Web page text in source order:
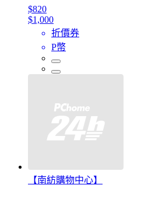
$820
$1,000
折價券
P幣
【南紡購物中心】